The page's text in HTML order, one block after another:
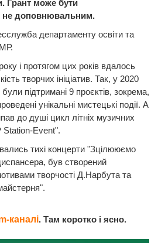
Грант може бути
доповнювальним.
департаменту освіти та
і протягом цих років вдалось
творчих ініціатив. Так, у 2020
підтримані 9 проєктів, зокрема,
унікальні мистецькі події. А
до душі цикл літніх музичних
Station-Event".
тихі концерти "Зцілююємо
був створений
творчості Д.Нарбута та
каналі. Там коротко і ясно.